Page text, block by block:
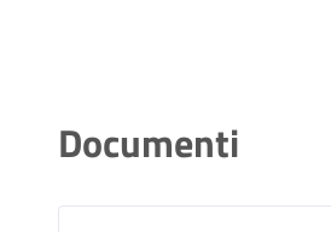
Documenti